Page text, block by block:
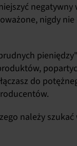
nigdy nie
do
należy